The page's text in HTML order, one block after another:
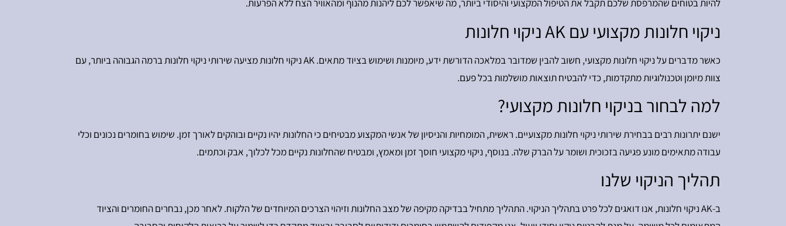
להיות בטוחים שהמרפסת שלכם תקבל את הטיפול המקצועי והיסודי ביותר, מה שיאפשר לכם ליהנות מהנוף ומהאוויר הצח ללא הפרעות.
ניקוי חלונות מקצועי עם AK ניקוי חלונות
כאשר מדברים על ניקוי חלונות מקצועי, חשוב להבין שמדובר במלאכה הדורשת ידע, מיומנות ושימוש בציוד מתאים. AK ניקוי חלונות מציעה שירותי ניקוי חלונות ברמה הגבוהה ביותר, עם
צוות מיומן וטכנולוגיות מתקדמות, כדי להבטיח תוצאות מושלמות בכל פעם.
למה לבחור בניקוי חלונות מקצועי?
ישנם יתרונות רבים בבחירת שירותי ניקוי חלונות מקצועיים. ראשית, המומחיות והניסיון של אנשי המקצוע מבטיחים כי החלונות יהיו נקיים ובוהקים לאורך זמן. שימוש בחומרים נכונים וכלי
עבודה מתאימים מונע פגיעה בזכוכית ושומר על הברק שלה. בנוסף, ניקוי מקצועי חוסך זמן ומאמץ, ומבטיח שהחלונות נקיים מכל לכלוך, אבק וכתמים.
תהליך הניקוי שלנו
ב-AK ניקוי חלונות, אנו דואגים לכל פרט בתהליך הניקוי. התהליך מתחיל בבדיקה מקיפה של מצב החלונות וזיהוי הצרכים המיוחדים של הלקוח. לאחר מכן, נבחרים החומרים והציוד